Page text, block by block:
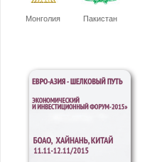
Монголия Пакистан